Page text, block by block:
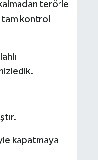
terörle
tam kontrol
kapatmaya